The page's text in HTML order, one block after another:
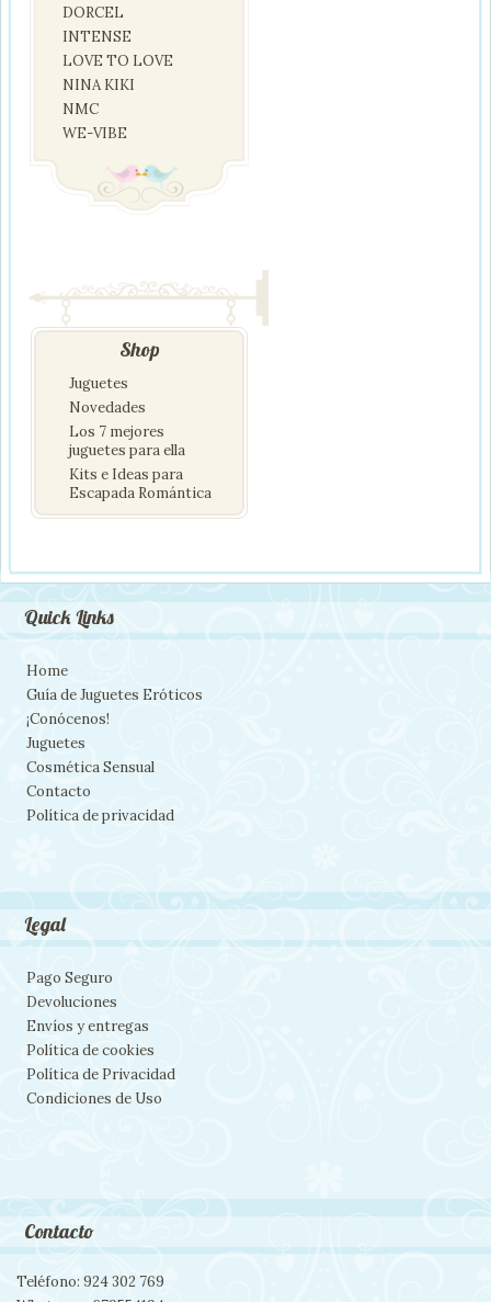
DORCEL
INTENSE
LOVE TO LOVE
NINA KIKI
NMC
WE-VIBE
Shop
Juguetes
Novedades
Los 7 mejores
juguetes para ella
Kits e Ideas para
Escapada Romántica
Quick Links
Home
Guía de Juguetes Eróticos
¡Conócenos!
Juguetes
Cosmética Sensual
Contacto
Política de privacidad
Legal
Pago Seguro
Devoluciones
Envíos y entregas
Política de cookies
Política de Privacidad
Condiciones de Uso
Contacto
Teléfono: 924 302 769